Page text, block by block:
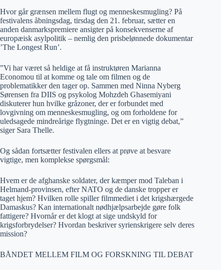
Hvor går grænsen mellem flugt og menneskesmugling? På
festivalens åbningsdag, tirsdag den 21. februar, sætter en
anden danmarkspremiere ansigter på konsekvenserne af
europæisk asylpolitik – nemlig den prisbelønnede dokumentar
’The Longest Run’.
”Vi har været så heldige at få instruktøren Marianna
Economou til at komme og tale om filmen og de
problematikker den tager op. Sammen med Ninna Nyberg
Sørensen fra DIIS og psykolog Mohzdeh Ghasemiyani
diskuterer hun hvilke gråzoner, der er forbundet med
lovgivning om menneskesmugling, og om forholdene for
uledsagede mindreårige flygtninge. Det er en vigtig debat,”
siger Sara Thelle.
Og sådan fortsætter festivalen ellers at prøve at besvare
vigtige, men komplekse spørgsmål:
Hvem er de afghanske soldater, der kæmper mod Taleban i
Helmand-provinsen, efter NATO og de danske tropper er
taget hjem? Hvilken rolle spiller filmmediet i det krigshærgede
Damaskus? Kan internationalt nødhjælpsarbejde gøre folk
fattigere? Hvornår er det klogt at sige undskyld for
krigsforbrydelser? Hvordan beskriver syrienskrigere selv deres
mission?
BÅNDET MELLEM FILM OG FORSKNING TIL DEBAT